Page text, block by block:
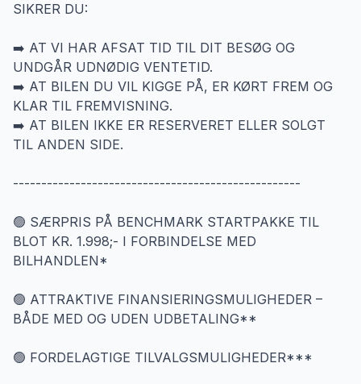
SIKRER DU:
➡️ AT VI HAR AFSAT TID TIL DIT BESØG OG
UNDGÅR UDNØDIG VENTETID.
➡️ AT BILEN DU VIL KIGGE PÅ, ER KØRT FREM OG
KLAR TIL FREMVISNING.
➡️ AT BILEN IKKE ER RESERVERET ELLER SOLGT
TIL ANDEN SIDE.
---------------------------------------------------
🟢 SÆRPRIS PÅ BENCHMARK STARTPAKKE TIL
BLOT KR. 1.998;- I FORBINDELSE MED
BILHANDLEN*
🟢 ATTRAKTIVE FINANSIERINGSMULIGHEDER –
BÅDE MED OG UDEN UDBETALING**
🟢 FORDELAGTIGE TILVALGSMULIGHEDER***